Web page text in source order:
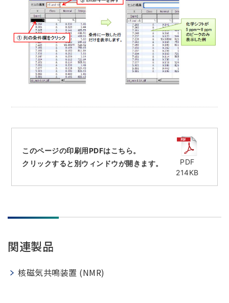
NMR周辺機器
NMRソフトウェア
電子スピン共鳴装置 (ESR)
ESR周辺機器
定量NMR (qNMR)
LC-MS (DART-MS)
マルチイオン化-未知物質解析システム JMS-T2000GC
MultiAnalyzer
MSソフトウェア
半導体関連機器
電子ビーム描画装置 (可変・スポット)
サポートプラン(パーコール・オーバーホール)
製品を安全にお使いいただくために
災害時の対応マニュアル
サービス＆サポートエリア
アップグレード
臨床・病理
医薬・創薬
環境
その他
日本電子ニュース｜技術情報誌
国内関係会社
海外関係会社
沿革
コーポレートシンボル
統合報告書
健康経営
公的研究費の運営・管理責任体制
新卒採用
インターンシップ
キャリア採用
派遣登録
このページの印刷用PDFはこちら。
クリックすると別ウィンドウが開きます。
PDF
214KB
関連製品
核磁気共鳴装置 (NMR)